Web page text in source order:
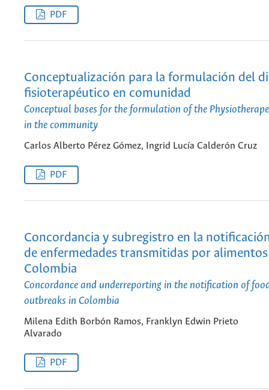
PDF
Conceptualización para la formulación del
fisioterapéutico en comunidad
Conceptual bases for the formulation of the
in the community
Carlos Alberto Pérez Gómez, Ingrid Lucía Calderón Cruz
PDF
Concordancia y subregistro en la
de enfermedades transmitidas por
Colombia
Concordance and underreporting in the notification of
outbreaks in Colombia
Milena Edith Borbón Ramos, Franklyn Edwin Prieto
Alvarado
PDF